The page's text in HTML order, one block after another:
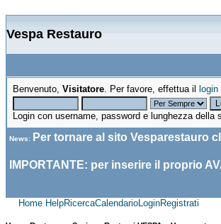
Vespa Restauro
Benvenuto, Visitatore. Per favore, effettua il login
Login con username, password e lunghezza della
News: Per tornare al sito Vesparestauro
IMPORTANTE: per inserire il proprio
Home HelpRicercaCalendarioLoginRegistrati